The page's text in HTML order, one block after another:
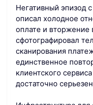
Негативный эпизод
описал холодное
оплате и вторжение
сфотографировал
сканирования
единственное
клиентского
достаточно